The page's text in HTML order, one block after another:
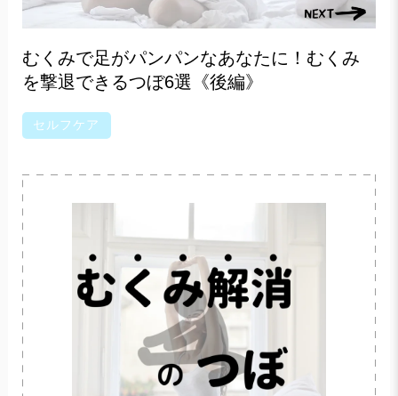
むくみで足がパンパンなあなたに！むくみ
を撃退できるつぼ6選《後編》
セルフケア